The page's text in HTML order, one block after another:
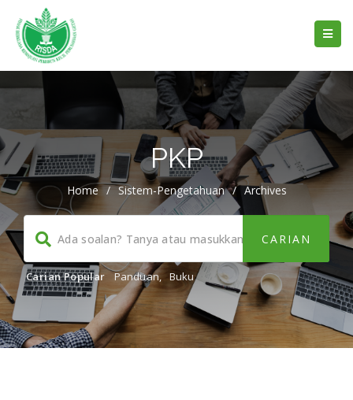
PKP
Home / Sistem-Pengetahuan / Archives
Carian Popular Panduan, Buku